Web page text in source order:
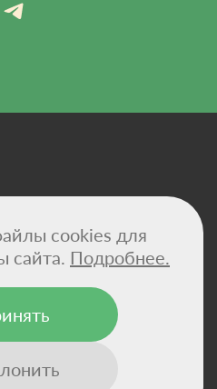
оферта
компании
масла CBD и
cookies для
сайта. Подробнее.